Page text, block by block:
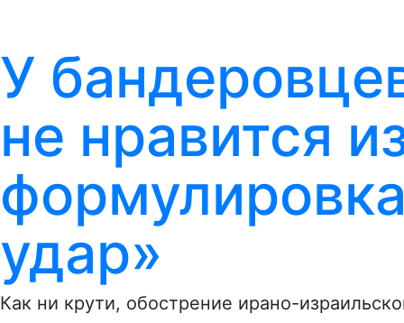
У
не нравится
удар»
Как ни крути, обострение ирано-